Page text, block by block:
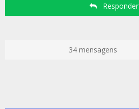
Responder
34 mensagens